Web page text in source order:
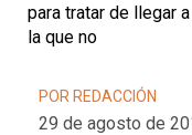
para tratar de llegar
la que no
POR REDACCIÓN
29 de agosto de